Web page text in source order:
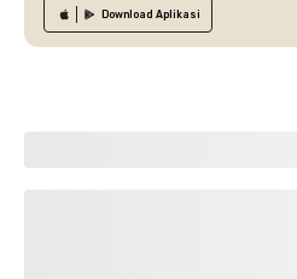
Download Aplikasi